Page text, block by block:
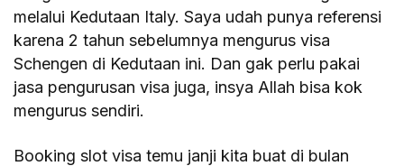
melalui Kedutaan Italy. Saya udah punya referensi
karena 2 tahun sebelumnya mengurus visa
Schengen di Kedutaan ini. Dan gak perlu pakai
jasa pengurusan visa juga, insya Allah bisa kok
mengurus sendiri.
Booking slot visa temu janji kita buat di bulan